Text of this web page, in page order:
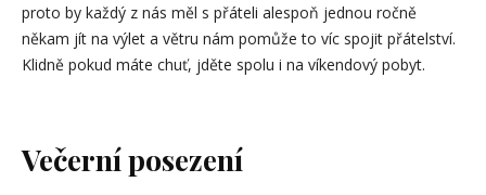
proto by každý z nás měl s přáteli alespoň jednou ročně
někam jít na výlet a větru nám pomůže to víc spojit přátelství.
Klidně pokud máte chuť, jděte spolu i na víkendový pobyt.
Večerní posezení